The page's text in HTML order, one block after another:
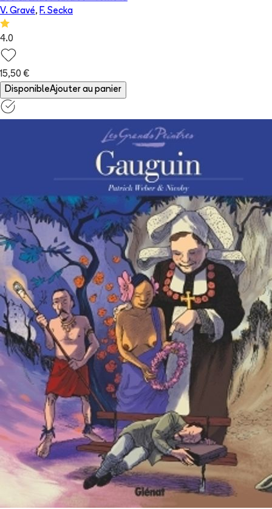
V. Gravé, F. Secka
4.0
15,50 €
DisponibleAjouter au panier